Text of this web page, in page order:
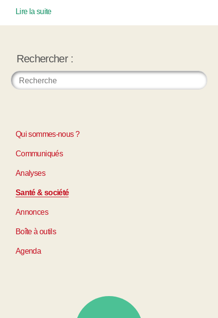
Lire la suite
Rechercher :
Qui sommes-nous ?
Communiqués
Analyses
Santé & société
Annonces
Boîte à outils
Agenda